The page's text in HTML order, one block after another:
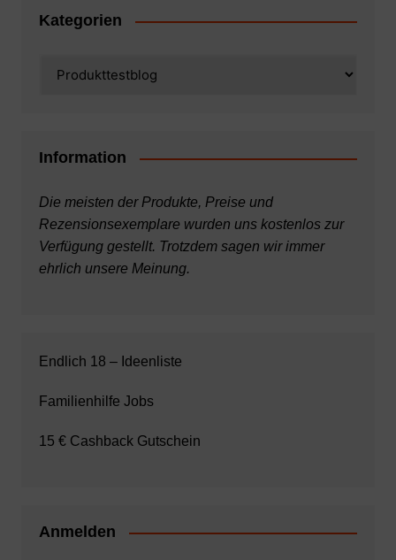
Kategorien
Information
Die meisten der Produkte, Preise und
Rezensionsexemplare wurden uns kostenlos zur
Verfügung gestellt. Trotzdem sagen wir immer
ehrlich unsere Meinung.
Endlich 18 – Ideenliste
Familienhilfe Jobs
15 € Cashback Gutschein
Anmelden